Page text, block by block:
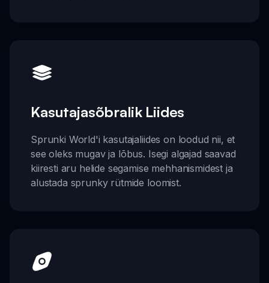
Kasutajasõbralik Liides
Sprunki World'i kasutajaliides on loodud nii, et
see oleks mugav ja lõbus. Isegi algajad saavad
kiiresti aru helide segamise mehhanismidest ja
alustada sprunky rütmide loomist.